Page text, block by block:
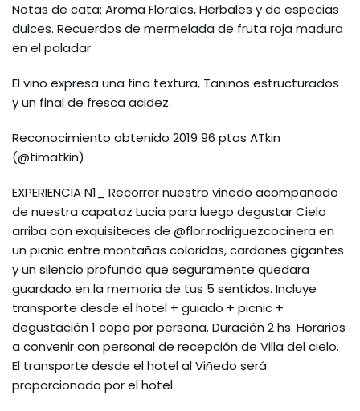
Notas de cata: Aroma Florales, Herbales y de especias
dulces. Recuerdos de mermelada de fruta roja madura
en el paladar
El vino expresa una fina textura, Taninos estructurados
y un final de fresca acidez.
Reconocimiento obtenido 2019 96 ptos ATkin
(@timatkin)
EXPERIENCIA N1_ Recorrer nuestro viñedo acompañado
de nuestra capataz Lucia para luego degustar Cielo
arriba con exquisiteces de @flor.rodriguezcocinera en
un picnic entre montañas coloridas, cardones gigantes
y un silencio profundo que seguramente quedara
guardado en la memoria de tus 5 sentidos. Incluye
transporte desde el hotel + guiado + picnic +
degustación 1 copa por persona. Duración 2 hs. Horarios
a convenir con personal de recepción de Villa del cielo.
El transporte desde el hotel al Viñedo será
proporcionado por el hotel.